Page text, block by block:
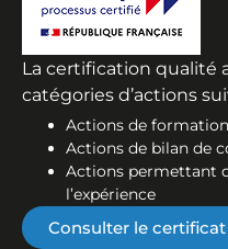
La certification qualité
catégories d’actions
Actions de formation
Actions de bilan de
Actions permettant
l’expérience
Consulter le certificat